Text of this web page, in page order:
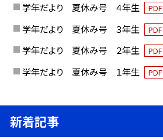
学年だより 夏休み号 ４年生
PDF
学年だより 夏休み号 ３年生
PDF
学年だより 夏休み号 ２年生
PDF
学年だより 夏休み号 １年生
PDF
新着記事